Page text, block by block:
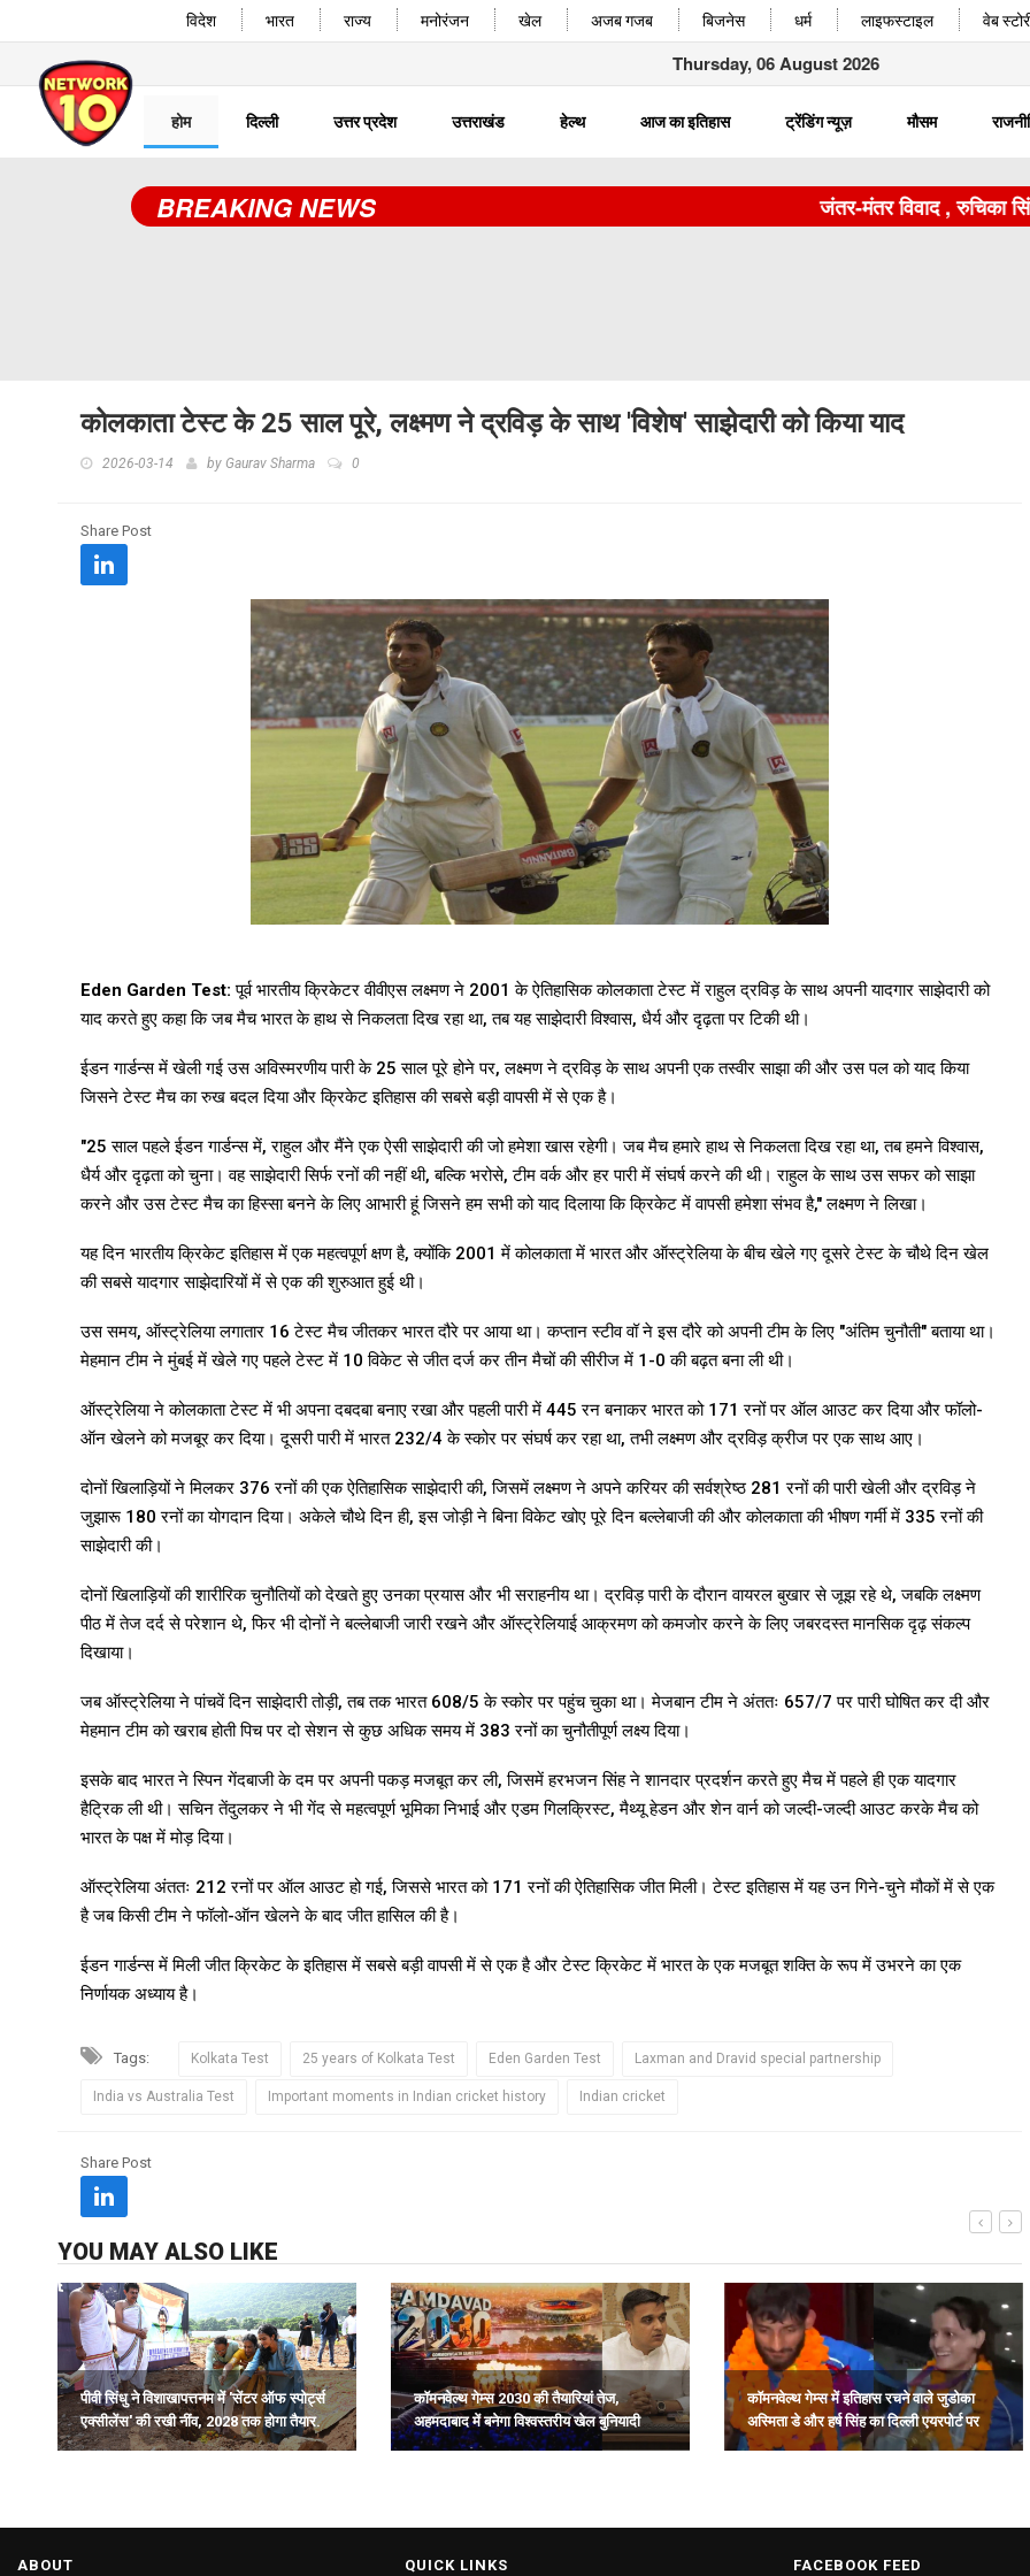
विदेश भारत राज्य मनोरंजन खेल अजब गजब बिजनेस धर्म लाइफस्टाइल वेब
Thursday, 06 August 2026
होम दिल्ली उत्तर प्रदेश उत्तराखंड हेल्थ आज का इतिहास ट्रेंडिंग न्यूज़ मौसम
BREAKING NEWS जंतर-मंतर विवाद , रुचिका सिंह
कोलकाता टेस्ट के 25 साल पूरे, लक्ष्मण ने द्रविड़ के साथ 'विशेष' साझेदारी को किया याद
2026-03-14 by Gaurav Sharma 0
Share Post
Eden Garden Test: पूर्व भारतीय क्रिकेटर वीवीएस लक्ष्मण ने 2001 के ऐतिहासिक कोलकाता टेस्ट में राहुल द्रविड़ के साथ अपनी यादगार साझेदारी को
याद करते हुए कहा कि जब मैच भारत के हाथ से निकलता दिख रहा था, तब यह साझेदारी विश्वास, धैर्य और दृढ़ता पर टिकी थी।
ईडन गार्डन्स में खेली गई उस अविस्मरणीय पारी के 25 साल पूरे होने पर, लक्ष्मण ने द्रविड़ के साथ अपनी एक तस्वीर साझा की और उस पल को याद किया
जिसने टेस्ट मैच का रुख बदल दिया और क्रिकेट इतिहास की सबसे बड़ी वापसी में से एक है।
"25 साल पहले ईडन गार्डन्स में, राहुल और मैंने एक ऐसी साझेदारी की जो हमेशा खास रहेगी। जब मैच हमारे हाथ से निकलता दिख रहा था, तब हमने विश्वास,
धैर्य और दृढ़ता को चुना। वह साझेदारी सिर्फ रनों की नहीं थी, बल्कि भरोसे, टीम वर्क और हर पारी में संघर्ष करने की थी। राहुल के साथ उस सफर को साझा
करने और उस टेस्ट मैच का हिस्सा बनने के लिए आभारी हूं जिसने हम सभी को याद दिलाया कि क्रिकेट में वापसी हमेशा संभव है," लक्ष्मण ने लिखा।
यह दिन भारतीय क्रिकेट इतिहास में एक महत्वपूर्ण क्षण है, क्योंकि 2001 में कोलकाता में भारत और ऑस्ट्रेलिया के बीच खेले गए दूसरे टेस्ट के चौथे दिन खेल
की सबसे यादगार साझेदारियों में से एक की शुरुआत हुई थी।
उस समय, ऑस्ट्रेलिया लगातार 16 टेस्ट मैच जीतकर भारत दौरे पर आया था। कप्तान स्टीव वॉ ने इस दौरे को अपनी टीम के लिए "अंतिम चुनौती" बताया था।
मेहमान टीम ने मुंबई में खेले गए पहले टेस्ट में 10 विकेट से जीत दर्ज कर तीन मैचों की सीरीज में 1-0 की बढ़त बना ली थी।
ऑस्ट्रेलिया ने कोलकाता टेस्ट में भी अपना दबदबा बनाए रखा और पहली पारी में 445 रन बनाकर भारत को 171 रनों पर ऑल आउट कर दिया और फॉलो-
ऑन खेलने को मजबूर कर दिया। दूसरी पारी में भारत 232/4 के स्कोर पर संघर्ष कर रहा था, तभी लक्ष्मण और द्रविड़ क्रीज पर एक साथ आए।
दोनों खिलाड़ियों ने मिलकर 376 रनों की एक ऐतिहासिक साझेदारी की, जिसमें लक्ष्मण ने अपने करियर की सर्वश्रेष्ठ 281 रनों की पारी खेली और द्रविड़ ने
जुझारू 180 रनों का योगदान दिया। अकेले चौथे दिन ही, इस जोड़ी ने बिना विकेट खोए पूरे दिन बल्लेबाजी की और कोलकाता की भीषण गर्मी में 335 रनों की
साझेदारी की।
दोनों खिलाड़ियों की शारीरिक चुनौतियों को देखते हुए उनका प्रयास और भी सराहनीय था। द्रविड़ पारी के दौरान वायरल बुखार से जूझ रहे थे, जबकि लक्ष्मण
पीठ में तेज दर्द से परेशान थे, फिर भी दोनों ने बल्लेबाजी जारी रखने और ऑस्ट्रेलियाई आक्रमण को कमजोर करने के लिए जबरदस्त मानसिक दृढ़ संकल्प
दिखाया।
जब ऑस्ट्रेलिया ने पांचवें दिन साझेदारी तोड़ी, तब तक भारत 608/5 के स्कोर पर पहुंच चुका था। मेजबान टीम ने अंततः 657/7 पर पारी घोषित कर दी और
मेहमान टीम को खराब होती पिच पर दो सेशन से कुछ अधिक समय में 383 रनों का चुनौतीपूर्ण लक्ष्य दिया।
इसके बाद भारत ने स्पिन गेंदबाजी के दम पर अपनी पकड़ मजबूत कर ली, जिसमें हरभजन सिंह ने शानदार प्रदर्शन करते हुए मैच में पहले ही एक यादगार
हैट्रिक ली थी। सचिन तेंदुलकर ने भी गेंद से महत्वपूर्ण भूमिका निभाई और एडम गिलक्रिस्ट, मैथ्यू हेडन और शेन वार्न को जल्दी-जल्दी आउट करके मैच को
भारत के पक्ष में मोड़ दिया।
ऑस्ट्रेलिया अंततः 212 रनों पर ऑल आउट हो गई, जिससे भारत को 171 रनों की ऐतिहासिक जीत मिली। टेस्ट इतिहास में यह उन गिने-चुने मौकों में से एक
है जब किसी टीम ने फॉलो-ऑन खेलने के बाद जीत हासिल की है।
ईडन गार्डन्स में मिली जीत क्रिकेट के इतिहास में सबसे बड़ी वापसी में से एक है और टेस्ट क्रिकेट में भारत के एक मजबूत शक्ति के रूप में उभरने का एक
निर्णायक अध्याय है।
Tags: Kolkata Test 25 years of Kolkata Test Eden Garden Test Laxman and Dravid special partnership
India vs Australia Test Important moments in Indian cricket history Indian cricket
Share Post
YOU MAY ALSO LIKE
पीवी सिंधु ने विशाखापत्तनम में 'सेंटर ऑफ स्पोर्ट्स
एक्सीलेंस' की रखी नींव, 2028 तक होगा तैयार.
कॉमनवेल्थ गेम्स 2030 की तैयारियां तेज,
अहमदाबाद में बनेगा विश्वस्तरीय खेल बुनियादी
ढांचा: हर्ष संघवी.
कॉमनवेल्थ गेम्स में इतिहास रचने वाले जुडोका
अस्मिता डे और हर्ष सिंह का दिल्ली एयरपोर्ट पर
भव्य स्वागत.
ABOUT QUICK LINKS FACEBOOK FEED